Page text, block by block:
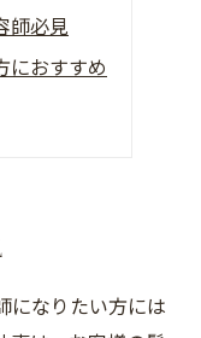
師必見
におすすめ
になりたい方には